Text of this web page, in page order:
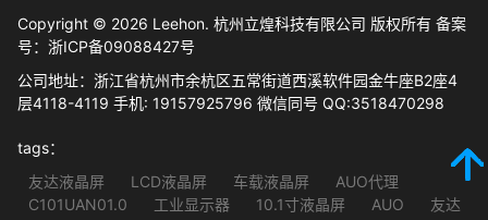
Copyright © 2026 Leehon. 杭州立煌科技有限公司 版权所有 备案
号： 浙ICP备09088427号
公司地址：浙江省杭州市余杭区五常街道西溪软件园金牛座B2座4
层4118-4119 手机: 19157925796 微信同号 QQ:3518470298
tags：
友达液晶屏
LCD液晶屏 车载液晶屏
AUO代理
C101UAN01.0
工业显示器 10.1寸液晶屏 AUO
友达